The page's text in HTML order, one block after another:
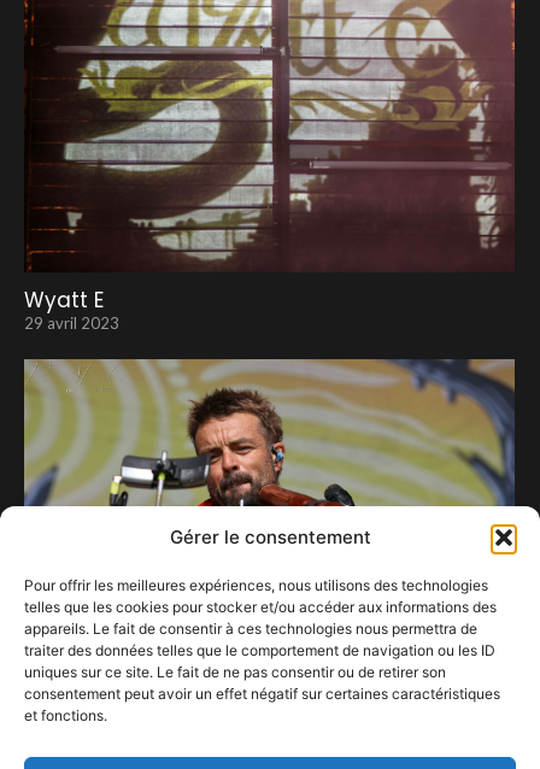
Gérer le consentement
Pour offrir les meilleures expériences, nous utilisons des technologies
telles que les cookies pour stocker et/ou accéder aux informations des
appareils. Le fait de consentir à ces technologies nous permettra de
traiter des données telles que le comportement de navigation ou les ID
uniques sur ce site. Le fait de ne pas consentir ou de retirer son
consentement peut avoir un effet négatif sur certaines caractéristiques
et fonctions.
Wyatt E
29 avril 2023
Xavier Rudd vous berce aux sons du
14 septembre 2024